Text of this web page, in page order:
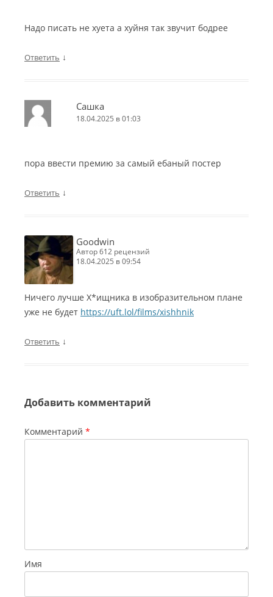
Надо писать не хуета а хуйня так звучит бодрее
Ответить ↓
Сашка
18.04.2025 в 01:03
пора ввести премию за самый ебаный постер
Ответить ↓
Goodwin
автор 612 рецензий
18.04.2025 в 09:54
Ничего лучше Х*ищника в изобразительном плане
уже не будет https://uft.lol/films/xishhnik
Ответить ↓
Добавить комментарий
Комментарий *
Имя